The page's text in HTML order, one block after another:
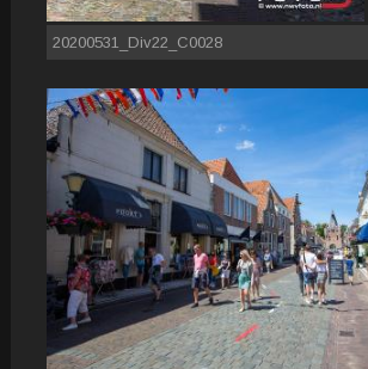
20200531_Div22_C0028